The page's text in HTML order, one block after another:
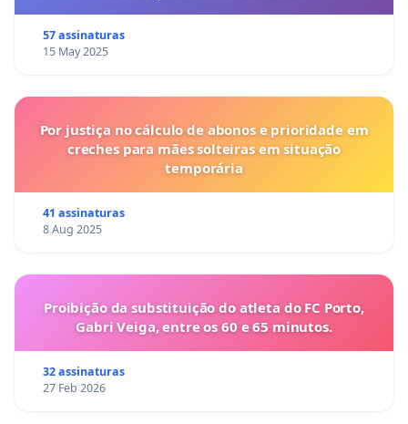
57 assinaturas
15 May 2025
Por justiça no cálculo de abonos e prioridade em
creches para mães solteiras em situação
temporária
41 assinaturas
8 Aug 2025
Proibição da substituição do atleta do FC Porto,
Gabri Veiga, entre os 60 e 65 minutos.
32 assinaturas
27 Feb 2026